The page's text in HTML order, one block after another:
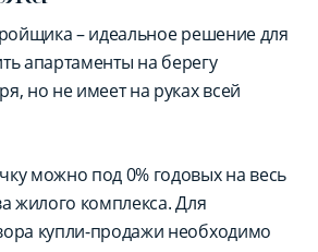
– идеальное решение для
апартаменты на берегу
но не имеет на руках всей
можно под 0% годовых на весь
жилого комплекса. Для
купли-продажи необходимо